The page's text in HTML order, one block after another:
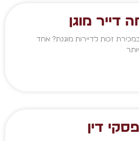
דייר מוגן
זכות לדיירות מוגנת? אחד
דין